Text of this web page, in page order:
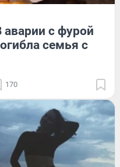
аварии с фурой
семья с
170